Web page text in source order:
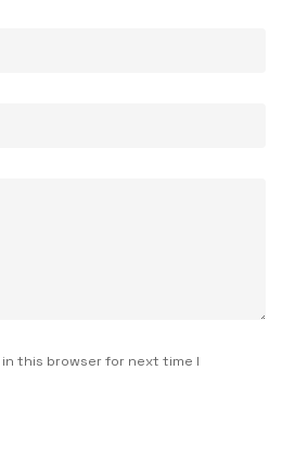
in this browser for next time I